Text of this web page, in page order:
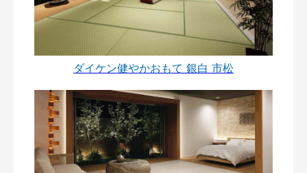
ダイケン健やかおもて 銀白 市松